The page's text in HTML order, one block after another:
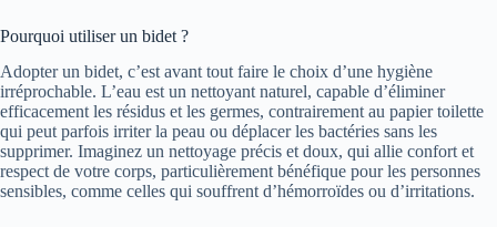
Pourquoi utiliser un bidet ?
Adopter un bidet, c’est avant tout faire le choix d’une hygiène
irréprochable. L’eau est un nettoyant naturel, capable d’éliminer
efficacement les résidus et les germes, contrairement au papier toilette
qui peut parfois irriter la peau ou déplacer les bactéries sans les
supprimer. Imaginez un nettoyage précis et doux, qui allie confort et
respect de votre corps, particulièrement bénéfique pour les personnes
sensibles, comme celles qui souffrent d’hémorroïdes ou d’irritations.